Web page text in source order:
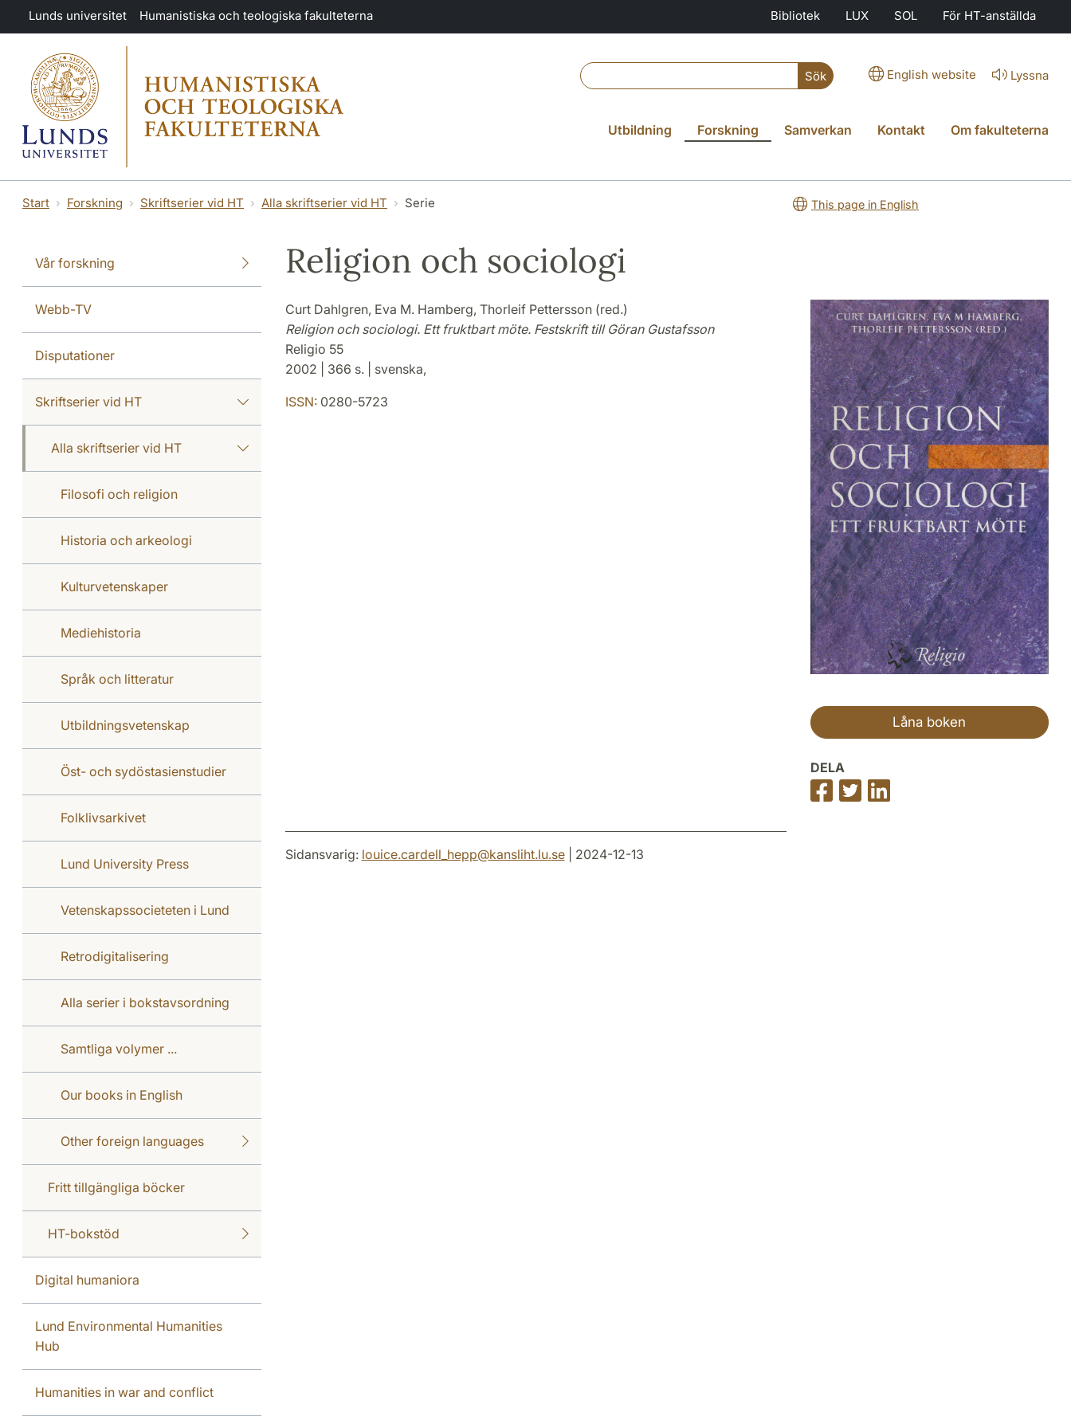
Hoppa till huvudinnehåll
Lunds universitet Humanistiska och teologiska fakulteterna Bibliotek LUX SOL För HT-anställda
Sök English website Lyssna
Utbildning Forskning Samverkan Kontakt Om fakulteterna
Start Forskning Skriftserier vid HT Alla skriftserier vid HT Serie This page in English
Vår forskning
Webb-TV
Disputationer
Skriftserier vid HT
Alla skriftserier vid HT
Filosofi och religion
Historia och arkeologi
Kulturvetenskaper
Mediehistoria
Språk och litteratur
Utbildningsvetenskap
Öst- och sydöstasienstudier
Folklivsarkivet
Lund University Press
Vetenskapssocieteten i Lund
Retrodigitalisering
Alla serier i bokstavsordning
Samtliga volymer ...
Our books in English
Other foreign languages
Fritt tillgängliga böcker
HT-bokstöd
Digital humaniora
Lund Environmental Humanities
Hub
Humanities in war and conflict
Religion och sociologi
Curt Dahlgren, Eva M. Hamberg, Thorleif Pettersson (red.)
Religion och sociologi. Ett fruktbart möte. Festskrift till Göran Gustafsson
Religio 55
2002 | 366 s. | svenska,
ISSN:0280-5723
Låna boken
DELA
Dela
på
Dela
på
på
Sidansvarig: louice.cardell_hepp@kansliht.lu.se| 2024-12-13